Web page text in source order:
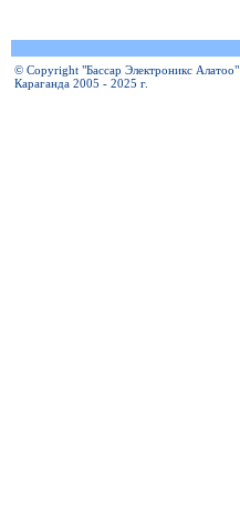
© Copyright "Бассар Электроникс Алатоо"
Караганда 2005 - 2025 г.